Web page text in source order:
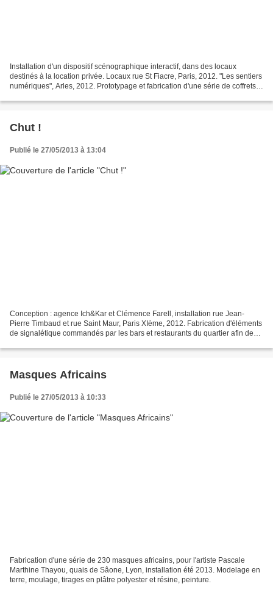
Installation d'un dispositif scénographique interactif, dans des locaux
destinés à la location privée. Locaux rue St Fiacre, Paris, 2012. "Les sentiers
numériques", Arles, 2012. Prototypage et fabrication d'une série de coffrets
Chut !
Publié le 27/05/2013 à 13:04
Conception : agence Ich&Kar et Clémence Farell, installation rue Jean-
Pierre Timbaud et rue Saint Maur, Paris XIème, 2012. Fabrication d'éléments
de signalétique commandés par les bars et restaurants du quartier afin de
Masques Africains
Publié le 27/05/2013 à 10:33
Fabrication d'une série de 230 masques africains, pour l'artiste Pascale
Marthine Thayou, quais de Sâone, Lyon, installation été 2013. Modelage en
terre, moulage, tirages en plâtre polyester et résine, peinture.